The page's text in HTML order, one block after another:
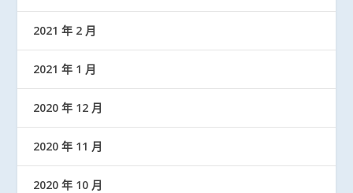
2021 年 2 月
2021 年 1 月
2020 年 12 月
2020 年 11 月
2020 年 10 月